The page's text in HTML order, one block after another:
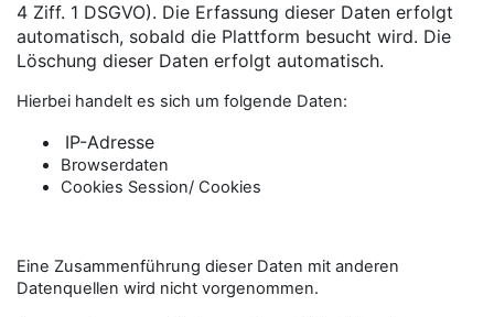
4 Ziff. 1 DSGVO). Die Erfassung dieser Daten erfolgt
automatisch, sobald die Plattform besucht wird. Die
Löschung dieser Daten erfolgt automatisch.
Hierbei handelt es sich um folgende Daten:
IP-Adresse
Browserdaten
Cookies Session/ Cookies
Eine Zusammenführung dieser Daten mit anderen
Datenquellen wird nicht vorgenommen.